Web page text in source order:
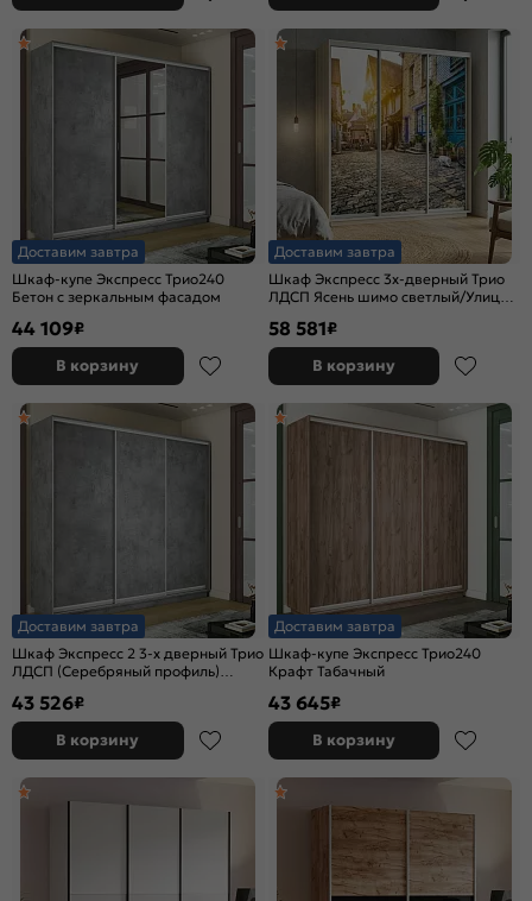
Доставим завтра
Шкаф-купе Экспресс Трио240
Бетон с зеркальным фасадом
44 109₽
В корзину
Доставим завтра
Шкаф Экспресс 3х-дверный Трио
ЛДСП Ясень шимо светлый/Улица
58 581₽
В корзину
Доставим завтра
Шкаф Экспресс 2 3-х дверный Трио
ЛДСП (Серебряный профиль)
43 526₽
В корзину
Доставим завтра
Шкаф-купе Экспресс Трио240
Крафт Табачный
43 645₽
В корзину